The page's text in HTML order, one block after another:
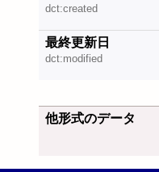
dct:created
最終更新日
dct:modified
他形式のデータ